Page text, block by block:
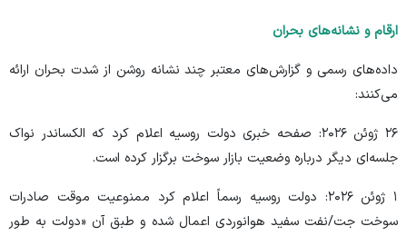
ارقام و نشانه‌های بحران
داده‌های رسمی و گزارش‌های معتبر چند نشانه روشن از شدت بحران ارائه
می‌کنند:
۲۶ ژوئن ۲۰۲۶: صفحه خبری دولت روسیه اعلام کرد که الکساندر نواک
جلسه‌ای دیگر درباره وضعیت بازار سوخت برگزار کرده است.
۱ ژوئن ۲۰۲۶: دولت روسیه رسماً اعلام کرد ممنوعیت موقت صادرات
سوخت جت/نفت سفید هوانوردی اعمال شده و طبق آن «دولت به طور